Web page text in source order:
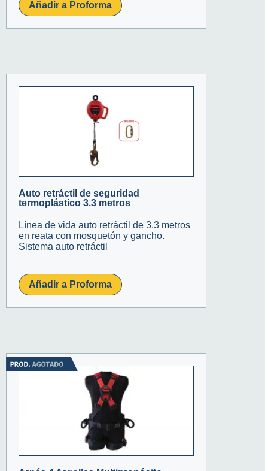
Añadir a Proforma
Auto retráctil de seguridad
termoplástico 3.3 metros
Línea de vida auto retráctil de 3.3 metros
en reata con mosquetón y gancho.
Sistema auto retráctil
Añadir a Proforma